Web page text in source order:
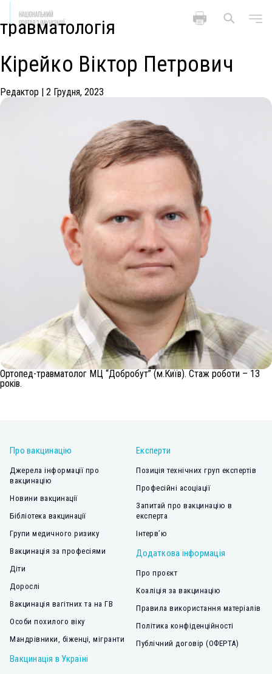
травматологія
Кірейко Віктор Петрович
Редактор | 2 Грудня, 2023
Ортопед-травматолог МЦ “Добробут” (м.Київ). Стаж роботи – 13
років.
Про вакцинацію
Джерела інформації про
вакцинацію
Новини вакцинації
Бібліотека вакцинації
Групи медичного ризику
Вакцинація за професіями
Діти
Дорослі
Вакцинація вагітних та на ГВ
Особи похилого віку
Мандрівники, біженці, мігранти
Вакцинація в Україні
Експерти
Позиція технічних груп експертів
Професійні асоціації
Запитай про вакцинацію в
експерта
Інтерв’ю
Додаткова інформація
Про проєкт
Коаліція за вакцинацію
Правила використання матеріалів
Політика конфіденційності
Публічний договір (ОФЕРТА)